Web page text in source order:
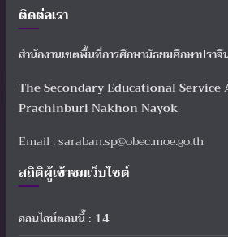
ติดต่อเรา
สำนักงานเขตพื้นที่การศึกษามัธยมศึกษาปรา
The Secondary Educational Service
Prachinburi Nakhon Nayok
Email : saraban.sp@obec.moe.go.th
สถิติผู้เข้าชมเว็บไซต์
ออนไลน์ตอนนี้ : 14